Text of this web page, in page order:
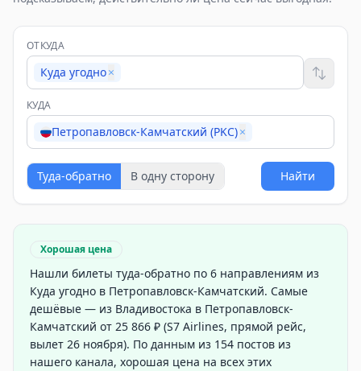
ОТКУДА
Куда угодно×
КУДА
Петропавловск-Камчатский (PKC)×
Туда-обратно В одну сторону Найти
Хорошая цена
Нашли билеты туда-обратно по 6 направлениям из
Куда угодно в Петропавловск-Камчатский. Самые
дешёвые — из Владивостока в Петропавловск-
Камчатский от 25 866 ₽ (S7 Airlines, прямой рейс,
вылет 26 ноября). По данным из 154 постов из
нашего канала, хорошая цена на всех этих